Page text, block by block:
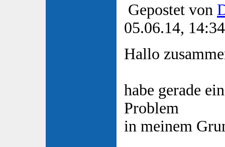
Gepostet von
05.06.14, 14:34
Hallo
habe gerade
Problem
in meinem